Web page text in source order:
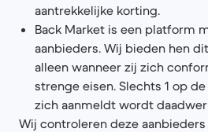
aantrekkelijke korting.
Back Market is een platform
aanbieders. Wij bieden hen
alleen wanneer zij zich
strenge eisen. Slechts 1 op
zich aanmeldt wordt
Wij controleren deze